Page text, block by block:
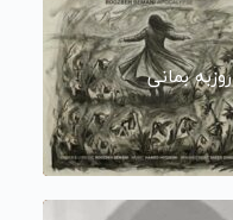
روزبه بمانی